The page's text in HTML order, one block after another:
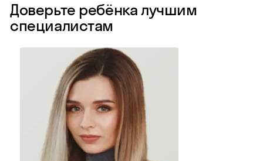
Доверьте ребёнка лучшим
специалистам